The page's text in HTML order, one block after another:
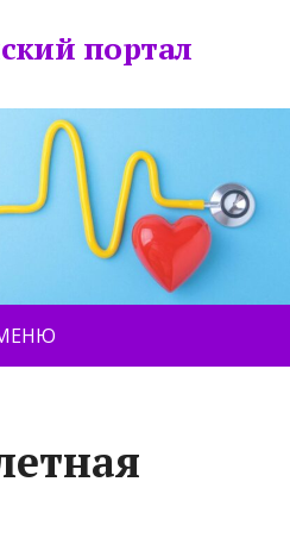
портал